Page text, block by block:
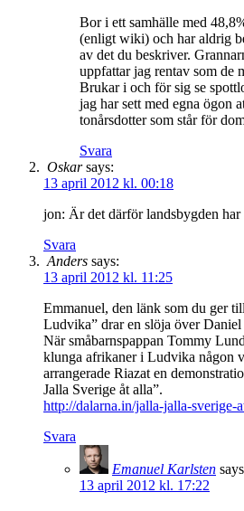
Bor i ett samhälle med
(enligt wiki) och har aldrig
av det du beskriver.
uppfattar jag rentav som de
Brukar i och för sig se
jag har sett med egna ögon
tonårsdotter som står för
Svara
Oskar says:
13 april 2012 kl. 00:18
jon: Är det därför landsbygden
Svara
Anders says:
13 april 2012 kl. 11:25
Emmanuel, den länk som du ger
Ludvika” drar en slöja över Daniel
När småbarnspappan Tommy
klunga afrikaner i Ludvika någon
arrangerade Riazat en
Jalla Sverige åt alla”.
http://dalarna.in/jalla-jalla-sverige-
Svara
Emanuel Karlsten
13 april 2012 kl. 17:22